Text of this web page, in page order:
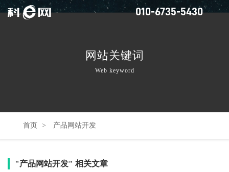
010-6735-5430
网站关键词
Web keyword
首页 > 产品网站开发
"产品网站开发" 相关文章